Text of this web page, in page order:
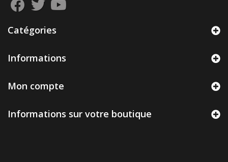
Catégories
Informations
Mon compte
Informations sur votre boutique